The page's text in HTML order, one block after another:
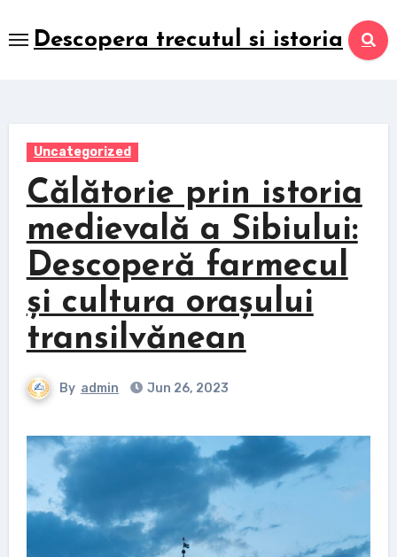
to
Descopera trecutul si istoria
Uncategorized
Călătorie prin istoria
medievală a Sibiului:
Descoperă farmecul
și cultura orașului
transilvănean
By admin Jun 26, 2023